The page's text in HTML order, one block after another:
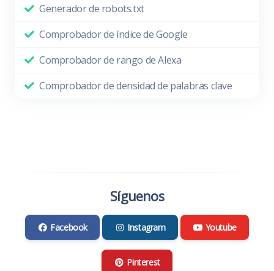
Generador de robots.txt
Comprobador de índice de Google
Comprobador de rango de Alexa
Comprobador de densidad de palabras clave
Síguenos
Facebook Instagram Youtube
Pinterest